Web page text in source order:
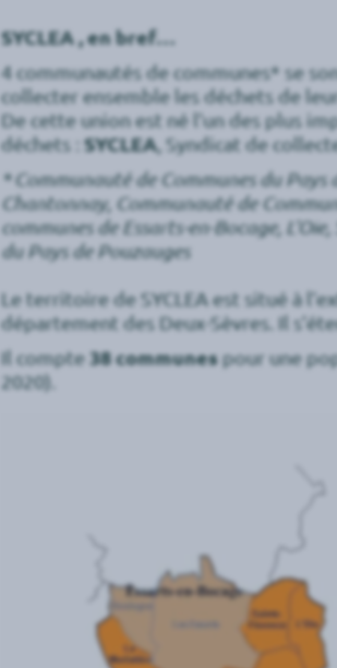
SYCLEA , en bref…
4 communautés de communes* se
collecter ensemble les déchets de
De cette union est né l’un des plus
déchets : SYCLEA, Syndicat de
* Communauté de Communes du
Chantonnay, Communauté de
communes de Essarts-en-Bocage,
du Pays de Pouzauges
Le territoire de SYCLEA est situé à
département des Deux-Sèvres. Il
Il compte 38 communespour une
2020).